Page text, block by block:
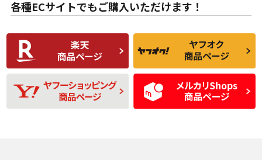
な中古品
んどない中古品
C
比較的きれいな中古
品
C
られるが、使用に問
題のない中古品
D
使用感や目立つ傷が
あり、一般的な中古
品
D
残り溝も少なく、偏
磨耗がみられ、短期
間使用できるくらい
の中古品
各種ECサイトでもご購入いただけます！